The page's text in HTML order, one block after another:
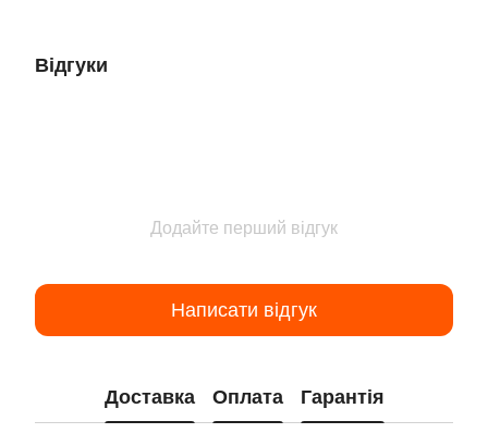
Відгуки
Додайте перший відгук
Написати відгук
Доставка Оплата Гарантія